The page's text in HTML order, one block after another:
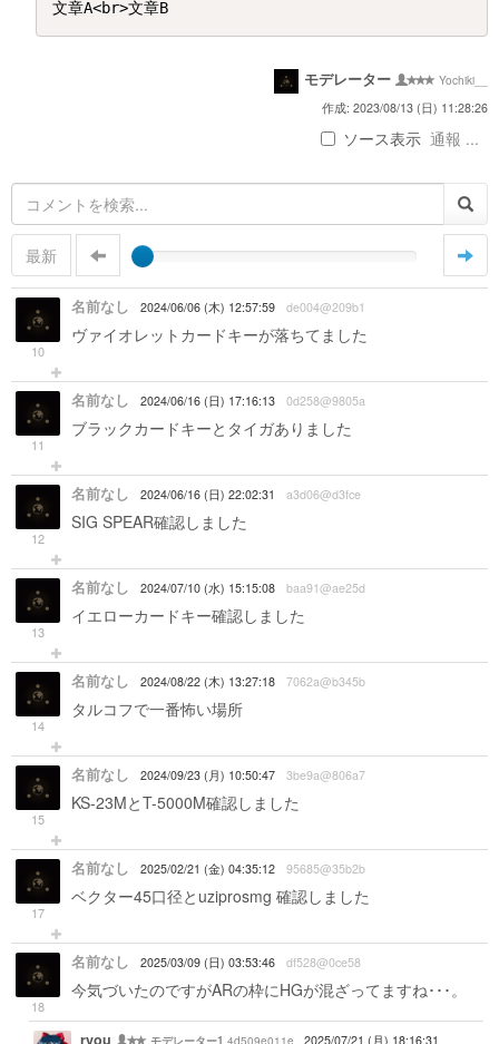
モデレーター
Yochiki__
作成: 2023/08/13 (日) 11:28:26
ソース表示 通報 ...
最新
10
名前なし 2024/06/06 (木) 12:57:59 de004@209b1
ヴァイオレットカードキーが落ちてました
11
名前なし 2024/06/16 (日) 17:16:13 0d258@9805a
ブラックカードキーとタイガありました
12
名前なし 2024/06/16 (日) 22:02:31 a3d06@d3fce
SIG SPEAR確認しました
13
名前なし 2024/07/10 (水) 15:15:08 baa91@ae25d
イエローカードキー確認しました
14
名前なし 2024/08/22 (木) 13:27:18 7062a@b345b
タルコフで一番怖い場所
15
名前なし 2024/09/23 (月) 10:50:47 3be9a@806a7
KS-23MとT-5000M確認しました
17
名前なし 2025/02/21 (金) 04:35:12 95685@35b2b
ベクター45口径とuziprosmg 確認しました
18
名前なし 2025/03/09 (日) 03:53:46 df528@0ce58
今気づいたのですがARの枠にHGが混ざってますね･･･。
ryou モデレーター1 4d509e011e 2025/07/21 (月) 18:16:31